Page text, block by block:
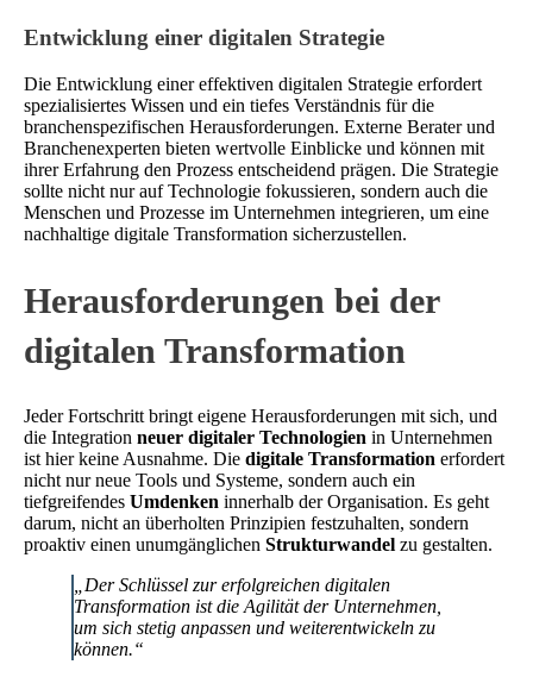
Entwicklung einer digitalen Strategie
Die Entwicklung einer effektiven digitalen Strategie erfordert
spezialisiertes Wissen und ein tiefes Verständnis für die
branchenspezifischen Herausforderungen. Externe Berater und
Branchenexperten bieten wertvolle Einblicke und können mit
ihrer Erfahrung den Prozess entscheidend prägen. Die Strategie
sollte nicht nur auf Technologie fokussieren, sondern auch die
Menschen und Prozesse im Unternehmen integrieren, um eine
nachhaltige digitale Transformation sicherzustellen.
Herausforderungen bei der
digitalen Transformation
Jeder Fortschritt bringt eigene Herausforderungen mit sich, und
die Integration neuer digitaler Technologien in Unternehmen
ist hier keine Ausnahme. Die digitale Transformation erfordert
nicht nur neue Tools und Systeme, sondern auch ein
tiefgreifendes Umdenken innerhalb der Organisation. Es geht
darum, nicht an überholten Prinzipien festzuhalten, sondern
proaktiv einen unumgänglichen Strukturwandel zu gestalten.
„Der Schlüssel zur erfolgreichen digitalen
Transformation ist die Agilität der Unternehmen,
um sich stetig anpassen und weiterentwickeln zu
können.“